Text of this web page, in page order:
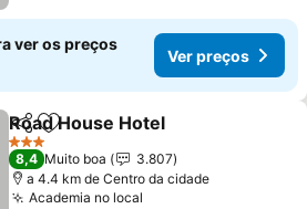
ver os preços
Ver preços
PartilharAdicionar aos favoritos
Road House Hotel
3 Estrelas
8,4 Muito boa
3.807
a 4.4 km de Centro da cidade
Academia no local